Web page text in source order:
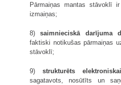
Pārmaiņas mantas stāvoklī
izmaiņas;
8)saimnieciskā darījuma
faktiski notikušas pārmaiņas
stāvoklī;
9) strukturēts
sagatavots, nosūtīts un